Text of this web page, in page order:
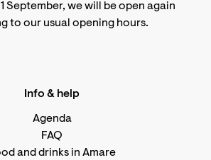
September, we will be open again
to our usual opening hours.
Info & help
Agenda
FAQ
and drinks in Amare